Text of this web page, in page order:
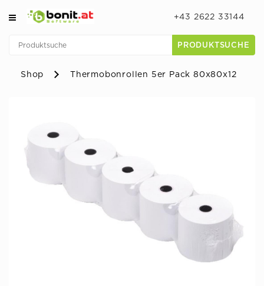
+43 2622 33144
PRODUKTSUCHE
Shop Thermobonrollen 5er Pack 80x80x12